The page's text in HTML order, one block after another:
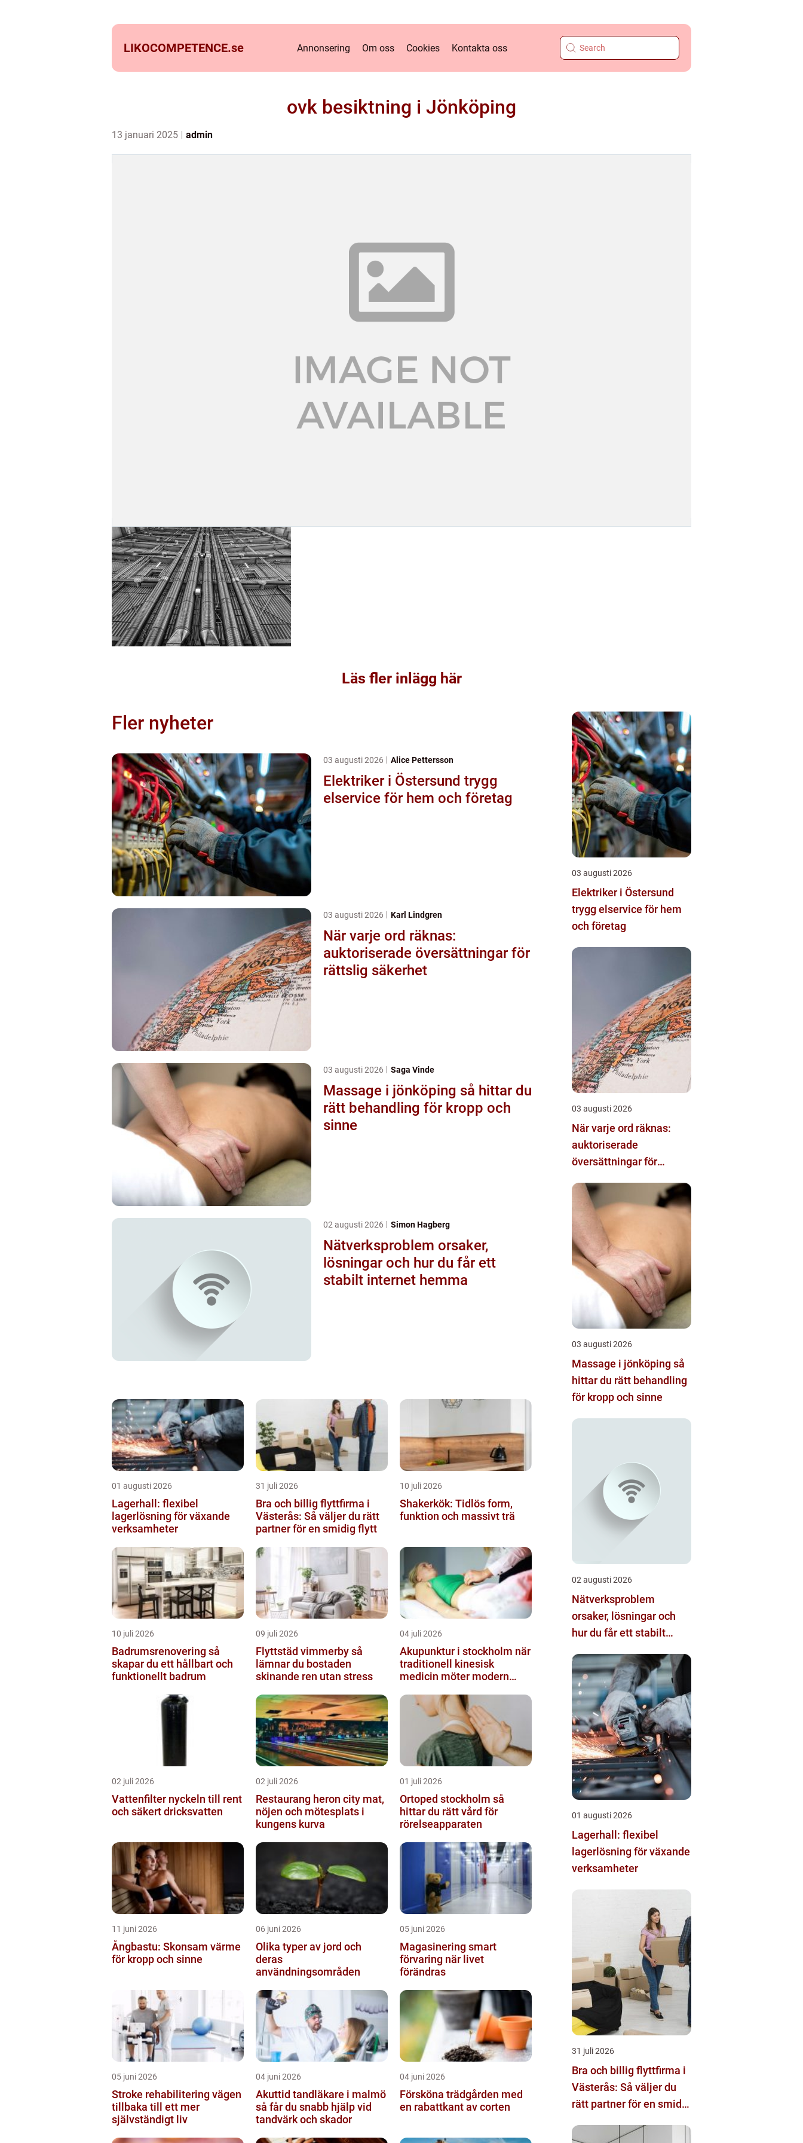
LIKOCOMPETENCE.se Annonsering Om oss Cookies Kontakta oss
ovk besiktning i Jönköping
13 januari 2025 admin
Läs fler inlägg här
Fler nyheter
03 augusti 2026 Alice Pettersson
Elektriker i Östersund trygg
elservice för hem och företag
03 augusti 2026 Karl Lindgren
När varje ord räknas:
auktoriserade översättningar för
rättslig säkerhet
03 augusti 2026 Saga Vinde
Massage i jönköping så hittar du
rätt behandling för kropp och
sinne
02 augusti 2026 Simon Hagberg
Nätverksproblem orsaker,
lösningar och hur du får ett
stabilt internet hemma
01 augusti 2026
Lagerhall: flexibel
lagerlösning för växande
verksamheter
31 juli 2026
Bra och billig flyttfirma i
Västerås: Så väljer du rätt
partner för en smidig flytt
10 juli 2026
Shakerkök: Tidlös form,
funktion och massivt trä
10 juli 2026
Badrumsrenovering så
skapar du ett hållbart och
funktionellt badrum
09 juli 2026
Flyttstäd vimmerby så
lämnar du bostaden
skinande ren utan stress
04 juli 2026
Akupunktur i stockholm när
traditionell kinesisk
medicin möter modern
02 juli 2026
Vattenfilter nyckeln till rent
och säkert dricksvatten
02 juli 2026
Restaurang heron city mat,
nöjen och mötesplats i
kungens kurva
01 juli 2026
Ortoped stockholm så
hittar du rätt vård för
rörelseapparaten
11 juni 2026
Ångbastu: Skonsam värme
för kropp och sinne
06 juni 2026
Olika typer av jord och
deras
användningsområden
05 juni 2026
Magasinering smart
förvaring när livet
förändras
05 juni 2026
Stroke rehabilitering vägen
tillbaka till ett mer
självständigt liv
04 juni 2026
Akuttid tandläkare i malmö
så får du snabb hjälp vid
tandvärk och skador
04 juni 2026
Försköna trädgården med
en rabattkant av corten
03 augusti 2026
Elektriker i Östersund
trygg elservice för hem
och företag
03 augusti 2026
När varje ord räknas:
auktoriserade
översättningar för
03 augusti 2026
Massage i jönköping så
hittar du rätt behandling
för kropp och sinne
02 augusti 2026
Nätverksproblem
orsaker, lösningar och
hur du får ett stabilt
01 augusti 2026
Lagerhall: flexibel
lagerlösning för växande
verksamheter
31 juli 2026
Bra och billig flyttfirma i
Västerås: Så väljer du
rätt partner för en smidig